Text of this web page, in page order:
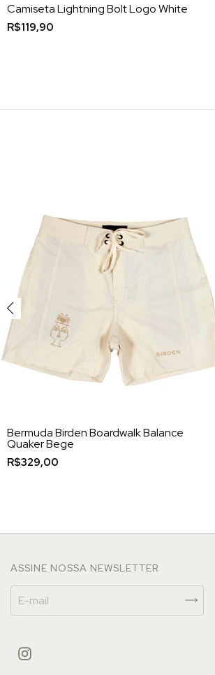
Camiseta Lightning Bolt Logo White
R$119,90
Bermuda Birden Boardwalk Balance
Quaker Bege
R$329,00
ASSINE NOSSA NEWSLETTER